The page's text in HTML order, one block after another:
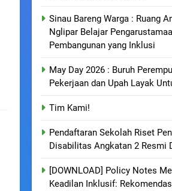
Sinau Bareng Warga : Ruang
Nglipar Belajar
Pembangunan yang Inklusi
May Day 2026 : Buruh
Pekerjaan dan Upah Layak
Tim Kami!
Pendaftaran Sekolah Riset
Disabilitas Angkatan 2 Resmi
[DOWNLOAD] Policy Notes
Keadilan Inklusif: